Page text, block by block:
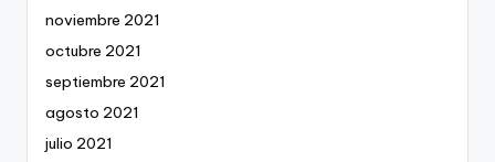
noviembre 2021
octubre 2021
septiembre 2021
agosto 2021
julio 2021